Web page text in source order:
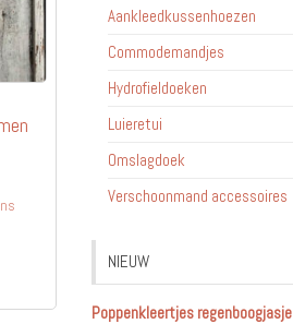
Aankleedkussenhoezen
Commodemandjes
Hydrofieldoeken
Luieretui
Omslagdoek
Verschoonmand accessoires
NIEUW
Poppenkleertjes regenboogjasje